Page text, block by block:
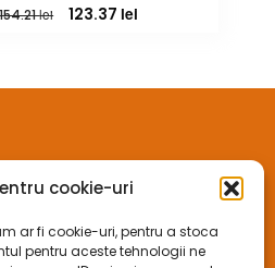
cookie-uri
ar fi cookie-uri, pentru a stoca
pentru aceste tehnologii ne
154.21lei
Prețul
123.37 lei